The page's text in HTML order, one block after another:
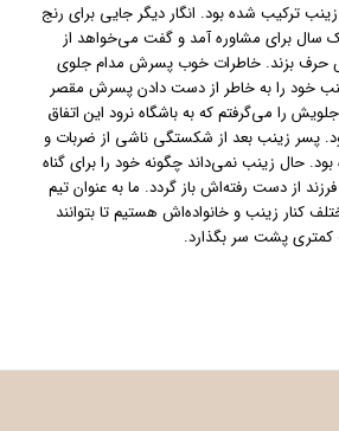
ترکیب شده بود. انگار دیگر جایی برای رنج
سال برای مشاوره آمد و گفت می‌خواهد از
حرف بزند. خاطرات خوب پسرش مدام جلوی
خود را به خاطر از دست دادن پسرش مقصر
را می‌گرفتم که به باشگاه نرود این اتفاق
بود. پسر زینب بعد از شکستگی ناشی از ضربات و
حال زینب نمی‌داند چگونه خود را برای گناه
از دست رفته‌اش باز گردد. ما به عنوان تیم
کنار زینب و خانواده‌اش هستیم تا بتوانند
کمتری پشت سر بگذارد.